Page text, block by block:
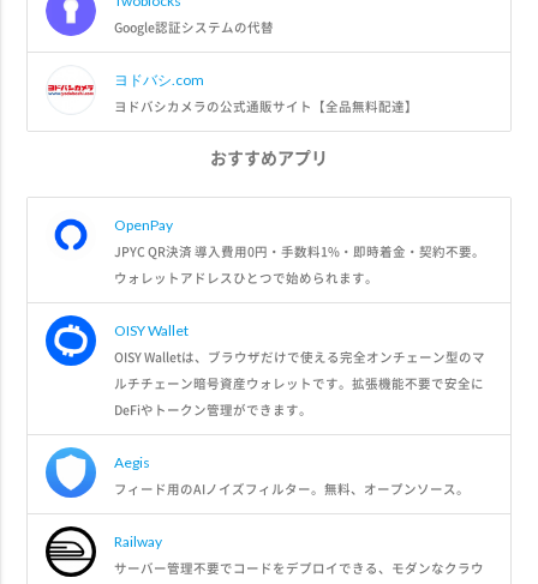
Google認証システムの代替
ヨドバシ.com
ヨドバシカメラの公式通販サイト【全品無料配達】
おすすめアプリ
OpenPay
JPYC QR決済 導入費用0円・手数料1%・即時着金・契約不要。
ウォレットアドレスひとつで始められます。
OISY Wallet
OISY Walletは、ブラウザだけで使える完全オンチェーン型のマ
ルチチェーン暗号資産ウォレットです。拡張機能不要で安全に
DeFiやトークン管理ができます。
Aegis
フィード用のAIノイズフィルター。無料、オープンソース。
Railway
サーバー管理不要でコードをデプロイできる、モダンなクラウ